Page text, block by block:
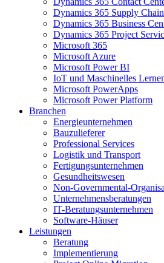
Dynamics 365 Supply
Dynamics 365 Business
Dynamics 365 Project
Microsoft 365
Microsoft Azure
Microsoft Power BI
IoT und Maschinelles
Microsoft PowerApps
Microsoft Power Platform
Branchen
Energieunternehmen
Bauzulieferer
Professional Services
Logistik und Transport
Fertigungsunternehmen
Gesundheitswesen
Non-Governmental-
Unternehmensberatungen
IT-Beratungsunternehmen
Software-Häuser
Leistungen
Beratung
Implementierung